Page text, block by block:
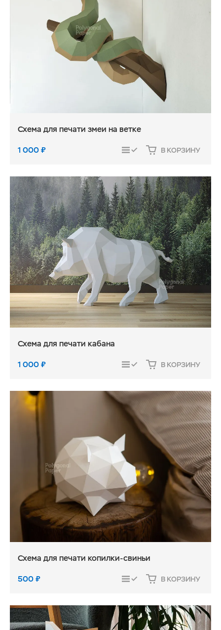
Схема для печати змеи на ветке
1 000₽ СРАВНИТЬ В КОРЗИНУ
Схема для печати кабана
1 000₽ СРАВНИТЬ В КОРЗИНУ
Схема для печати копилки-cвиньи
500₽ СРАВНИТЬ В КОРЗИНУ